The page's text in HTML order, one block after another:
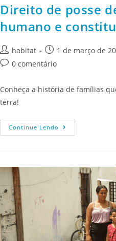
Direito de posse
humano e
habitat 1 de março de
0 comentário
Conheça a história de famílias
terra!
Continue Lendo